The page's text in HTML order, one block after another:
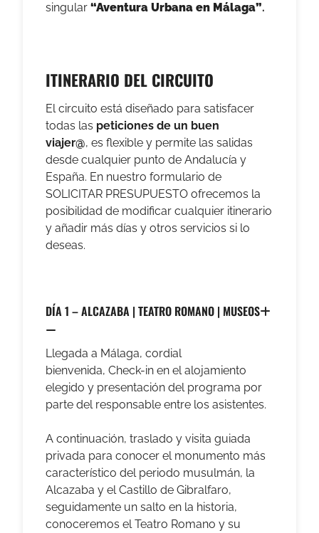
singular “Aventura Urbana en Málaga”.
ITINERARIO DEL CIRCUITO
El circuito está diseñado para satisfacer
todas las peticiones de un buen
viajer@, es flexible y permite las salidas
desde cualquier punto de Andalucía y
España. En nuestro formulario de
SOLICITAR PRESUPUESTO ofrecemos la
posibilidad de modificar cualquier itinerario
y añadir más días y otros servicios si lo
deseas.
DÍA 1 – ALCAZABA | TEATRO ROMANO | MUSEOS
Llegada a Málaga, cordial
bienvenida, Check-in en el alojamiento
elegido y presentación del programa por
parte del responsable entre los asistentes.
A continuación, traslado y visita guiada
privada para conocer el monumento más
característico del periodo musulmán, la
Alcazaba y el Castillo de Gibralfaro,
seguidamente un salto en la historia,
conoceremos el Teatro Romano y su